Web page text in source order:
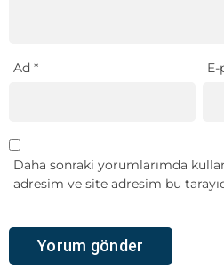
Ad *
Daha sonraki yorumlarımda
adresim ve site adresim bu